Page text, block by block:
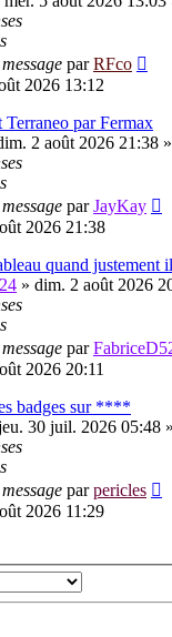
parRFco
2026 13:12
Terraneo par Fermax
2 août 2026 21:38
parJayKay
2026 21:38
quand justement
» dim. 2 août 2026
par
2026 20:11
badges sur ****
30 juil. 2026 05:48
parpericles
2026 11:29